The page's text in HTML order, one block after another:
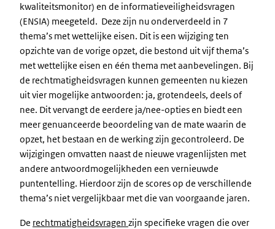
kwaliteitsmonitor) en de informatieveiligheidsvragen
(ENSIA) meegeteld. Deze zijn nu onderverdeeld in 7
thema’s met wettelijke eisen. Dit is een wijziging ten
opzichte van de vorige opzet, die bestond uit vijf thema’s
met wettelijke eisen en één thema met aanbevelingen. Bij
de rechtmatigheidsvragen kunnen gemeenten nu kiezen
uit vier mogelijke antwoorden: ja, grotendeels, deels of
nee. Dit vervangt de eerdere ja/nee-opties en biedt een
meer genuanceerde beoordeling van de mate waarin de
opzet, het bestaan en de werking zijn gecontroleerd. De
wijzigingen omvatten naast de nieuwe vragenlijsten met
andere antwoordmogelijkheden een vernieuwde
puntentelling. Hierdoor zijn de scores op de verschillende
thema’s niet vergelijkbaar met die van voorgaande jaren.
De rechtmatigheidsvragen zijn specifieke vragen die over